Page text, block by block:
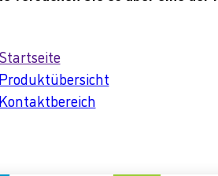
Startseite
Produktübersicht
Kontaktbereich